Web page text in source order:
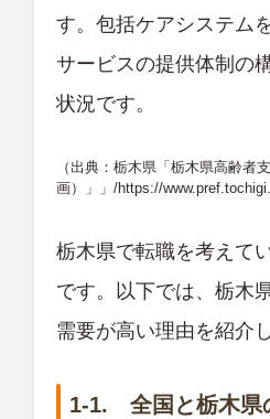
す。包括ケアシステム
サービスの提供体制の
状況です。
（出典：栃木県「栃木県高齢者
画）」」/https://
栃木県で転職を考えて
です。以下では、栃木
需要が高い理由を紹介
1-1. 全国と栃木県